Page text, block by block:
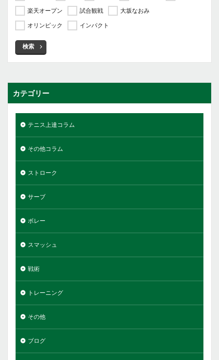
楽天オープン
試合観戦
大坂なおみ
オリンピック
インパクト
検索
カテゴリー
テニス上達コラム
その他コラム
ストローク
サーブ
ボレー
スマッシュ
戦術
トレーニング
その他
ブログ